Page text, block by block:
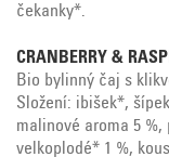
čekanky*.
CRANBERRY &
Bio bylinný čaj s
Složení: ibišek*,
malinové aroma 5
velkoplodé* 1 %,